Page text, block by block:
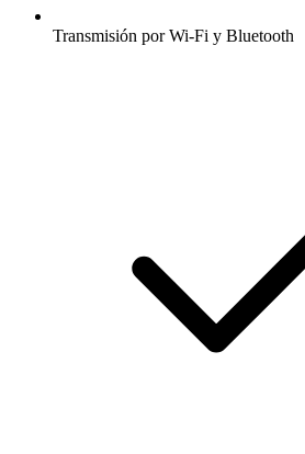
Transmisión por Wi-Fi y Bluetooth